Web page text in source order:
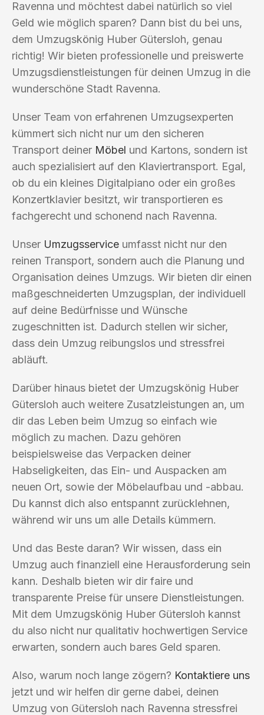
Ravenna und möchtest dabei natürlich so viel
Geld wie möglich sparen? Dann bist du bei uns,
dem Umzugskönig Huber Gütersloh, genau
richtig! Wir bieten professionelle und preiswerte
Umzugsdienstleistungen für deinen Umzug in die
wunderschöne Stadt Ravenna.
Unser Team von erfahrenen Umzugsexperten
kümmert sich nicht nur um den sicheren
Transport deiner Möbel und Kartons, sondern ist
auch spezialisiert auf den Klaviertransport. Egal,
ob du ein kleines Digitalpiano oder ein großes
Konzertklavier besitzt, wir transportieren es
fachgerecht und schonend nach Ravenna.
Unser Umzugsservice umfasst nicht nur den
reinen Transport, sondern auch die Planung und
Organisation deines Umzugs. Wir bieten dir einen
maßgeschneiderten Umzugsplan, der individuell
auf deine Bedürfnisse und Wünsche
zugeschnitten ist. Dadurch stellen wir sicher,
dass dein Umzug reibungslos und stressfrei
abläuft.
Darüber hinaus bietet der Umzugskönig Huber
Gütersloh auch weitere Zusatzleistungen an, um
dir das Leben beim Umzug so einfach wie
möglich zu machen. Dazu gehören
beispielsweise das Verpacken deiner
Habseligkeiten, das Ein- und Auspacken am
neuen Ort, sowie der Möbelaufbau und -abbau.
Du kannst dich also entspannt zurücklehnen,
während wir uns um alle Details kümmern.
Und das Beste daran? Wir wissen, dass ein
Umzug auch finanziell eine Herausforderung sein
kann. Deshalb bieten wir dir faire und
transparente Preise für unsere Dienstleistungen.
Mit dem Umzugskönig Huber Gütersloh kannst
du also nicht nur qualitativ hochwertigen Service
erwarten, sondern auch bares Geld sparen.
Also, warum noch lange zögern? Kontaktiere uns
jetzt und wir helfen dir gerne dabei, deinen
Umzug von Gütersloh nach Ravenna stressfrei